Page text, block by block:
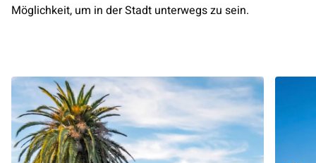
Möglichkeit, um in der Stadt unterwegs zu sein.